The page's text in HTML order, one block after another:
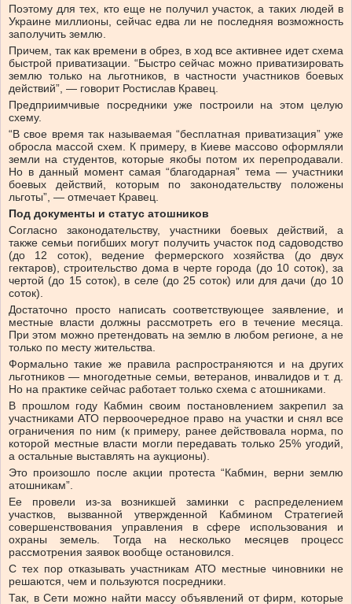
Поэтому для тех, кто еще не получил участок, а таких людей в
Украине миллионы, сейчас едва ли не последняя возможность
заполучить землю.
Причем, так как времени в обрез, в ход все активнее идет схема
быстрой приватизации. “Быстро сейчас можно приватизировать
землю только на льготников, в частности участников боевых
действий”, — говорит Ростислав Кравец.
Предприимчивые посредники уже построили на этом целую
схему.
“В свое время так называемая “бесплатная приватизация” уже
обросла массой схем. К примеру, в Киеве массово оформляли
земли на студентов, которые якобы потом их перепродавали.
Но в данный момент самая “благодарная” тема — участники
боевых действий, которым по законодательству положены
льготы”, — отмечает Кравец.
Под документы и статус атошников
Согласно законодательству, участники боевых действий, а
также семьи погибших могут получить участок под садоводство
(до 12 соток), ведение фермерского хозяйства (до двух
гектаров), строительство дома в черте города (до 10 соток), за
чертой (до 15 соток), в селе (до 25 соток) или для дачи (до 10
соток).
Достаточно просто написать соответствующее заявление, и
местные власти должны рассмотреть его в течение месяца.
При этом можно претендовать на землю в любом регионе, а не
только по месту жительства.
Формально такие же правила распространяются и на других
льготников — многодетные семьи, ветеранов, инвалидов и т. д.
Но на практике сейчас работает только схема с атошниками.
В прошлом году Кабмин своим постановлением закрепил за
участниками АТО первоочередное право на участки и снял все
ограничения по ним (к примеру, ранее действовала норма, по
которой местные власти могли передавать только 25% угодий,
а остальные выставлять на аукционы).
Это произошло после акции протеста “Кабмин, верни землю
атошникам”.
Ее провели из-за возникшей заминки с распределением
участков, вызванной утвержденной Кабмином Стратегией
совершенствования управления в сфере использования и
охраны земель. Тогда на несколько месяцев процесс
рассмотрения заявок вообще остановился.
С тех пор отказывать участникам АТО местные чиновники не
решаются, чем и пользуются посредники.
Так, в Сети можно найти массу объявлений от фирм, которые